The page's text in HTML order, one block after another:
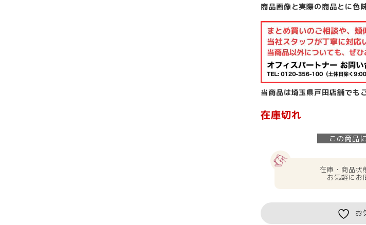
商品画像と実際の商品とに色
当商品は埼玉県戸田店舗でも
在庫切れ
この商品
在庫・商品状
お気軽にお
お